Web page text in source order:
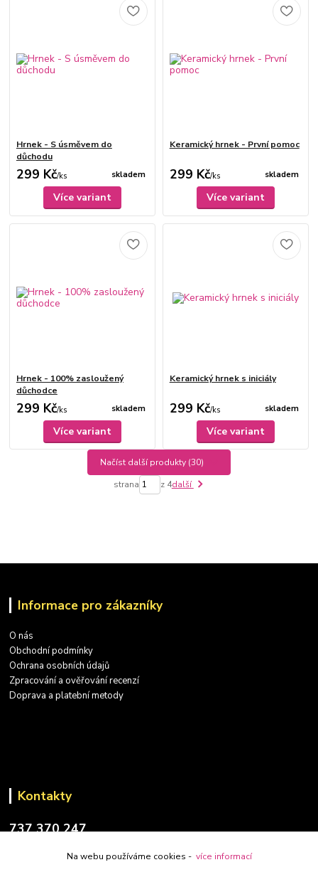
Hrnek - S úsměvem do
důchodu
299 Kč/ks skladem
Více variant
Keramický hrnek - První pomoc
299 Kč/ks skladem
Více variant
Hrnek - 100% zasloužený
důchodce
299 Kč/ks skladem
Více variant
Keramický hrnek s iniciály
299 Kč/ks skladem
Více variant
Načíst další produkty (30)
strana
z 4další
Informace pro zákazníky
O nás
Obchodní podmínky
Ochrana osobních údajů
Zpracování a ověřování recenzí
Doprava a platební metody
Kontakty
737 370 247
Na webu používáme cookies - více informací